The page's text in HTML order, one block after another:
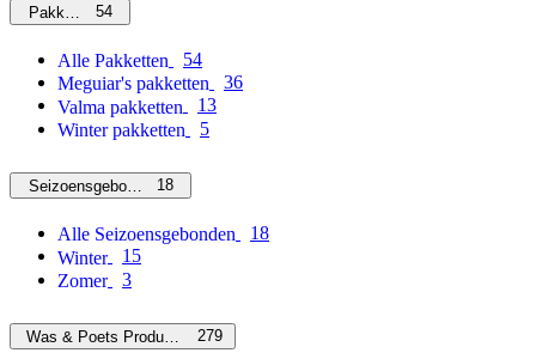
Pakketten54
Alle Pakketten
54
Meguiar's pakketten
36
Valma pakketten
13
Winter pakketten
5
Seizoensgebonden18
Alle Seizoensgebonden
18
Winter
15
Zomer
3
Was & Poets Producten 279